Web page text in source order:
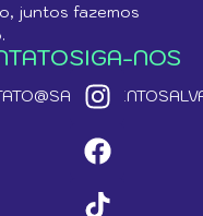
juntos fazemos
SIGA-NOS